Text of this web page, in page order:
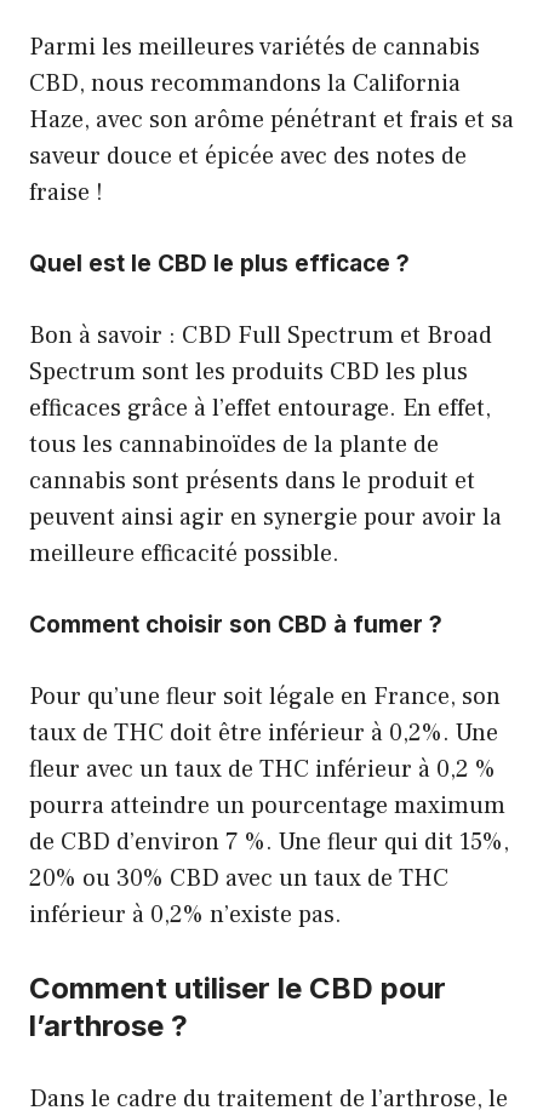
Parmi les meilleures variétés de cannabis
CBD, nous recommandons la California
Haze, avec son arôme pénétrant et frais et sa
saveur douce et épicée avec des notes de
fraise !
Quel est le CBD le plus efficace ?
Bon à savoir : CBD Full Spectrum et Broad
Spectrum sont les produits CBD les plus
efficaces grâce à l’effet entourage. En effet,
tous les cannabinoïdes de la plante de
cannabis sont présents dans le produit et
peuvent ainsi agir en synergie pour avoir la
meilleure efficacité possible.
Comment choisir son CBD à fumer ?
Pour qu’une fleur soit légale en France, son
taux de THC doit être inférieur à 0,2%. Une
fleur avec un taux de THC inférieur à 0,2 %
pourra atteindre un pourcentage maximum
de CBD d’environ 7 %. Une fleur qui dit 15%,
20% ou 30% CBD avec un taux de THC
inférieur à 0,2% n’existe pas.
Comment utiliser le CBD pour
l’arthrose ?
Dans le cadre du traitement de l’arthrose, le